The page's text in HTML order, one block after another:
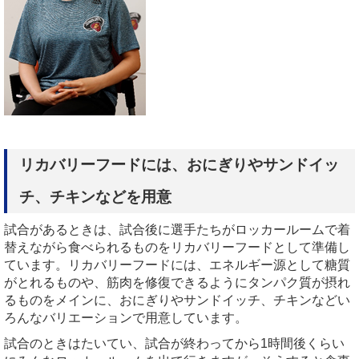
リカバリーフードには、おにぎりやサンドイッ
チ、チキンなどを用意
試合があるときは、試合後に選手たちがロッカールームで着
替えながら食べられるものをリカバリーフードとして準備し
ています。リカバリーフードには、エネルギー源として糖質
がとれるものや、筋肉を修復できるようにタンパク質が摂れ
るものをメインに、おにぎりやサンドイッチ、チキンなどい
ろんなバリエーションで用意しています。
試合のときはたいてい、試合が終わってから1時間後くらい